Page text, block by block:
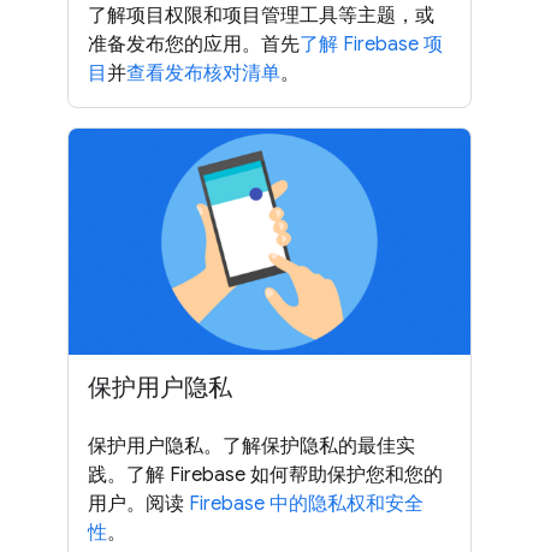
了解项目权限和项目管理工具等主题，或
准备发布您的应用。首先了解 Firebase 项
目并查看发布核对清单。
保护用户隐私
保护用户隐私。了解保护隐私的最佳实
践。了解 Firebase 如何帮助保护您和您的
用户。阅读 Firebase 中的隐私权和安全
性。